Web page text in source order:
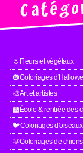
🌷Fleurs et végétaux
🎃Coloriages
🎨Art et artistes
🏫École & rentrée des
🐦Coloriages d'oiseaux
🐶Coloriages de chiens